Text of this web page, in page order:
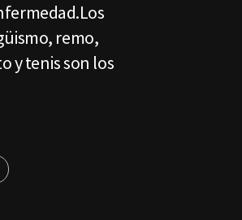
remo,
y tenis son los